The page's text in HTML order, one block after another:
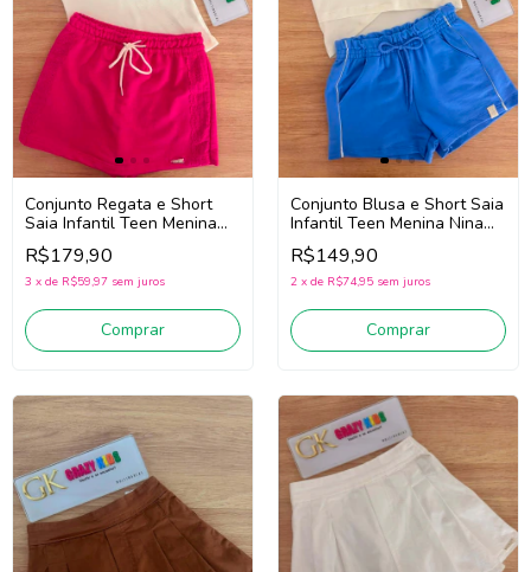
Conjunto Regata e Short
Saia Infantil Teen Menina
Nina Go! 2263032 (Off
White/Pink)
R$179,90
3 x de R$59,97 sem juros
Comprar
Conjunto Blusa e Short Saia
Infantil Teen Menina Nina
Go! 2263047 (Off
White/Azul)
R$149,90
2 x de R$74,95 sem juros
Comprar